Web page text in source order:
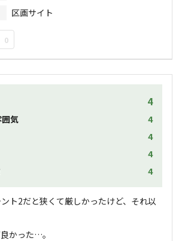
区画サイト
0
4
気
4
4
4
4
ト2だと狭くて厳しかったけど、それ以
かった…。